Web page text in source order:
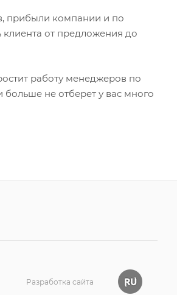
прибыли компании и по
от предложения до
работу менеджеров по
не отберет у вас много
Разработка сайта